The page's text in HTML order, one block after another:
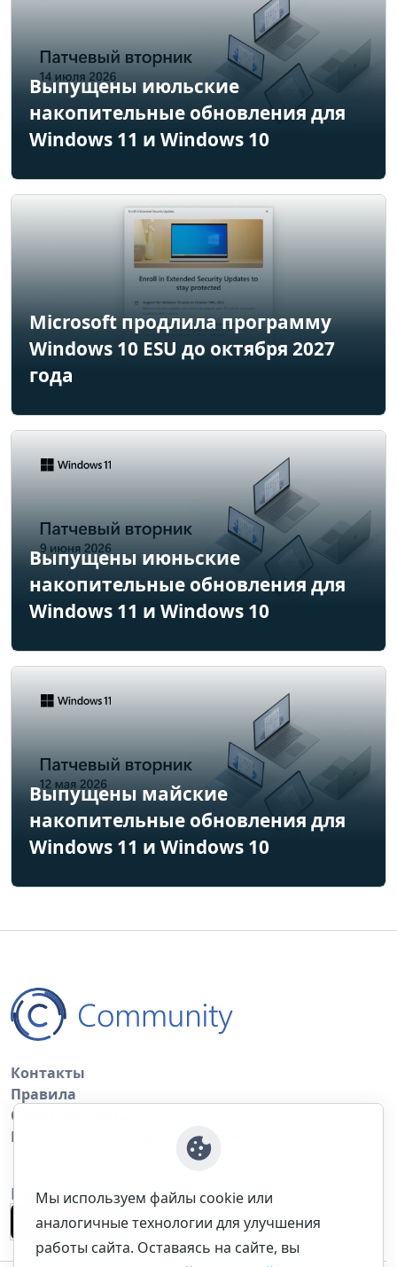
Выпущены июльские
накопительные обновления для
Windows 11 и Windows 10
Microsoft продлила программу
Windows 10 ESU до октября 2027
года
Выпущены июньские
накопительные обновления для
Windows 11 и Windows 10
Выпущены майские
накопительные обновления для
Windows 11 и Windows 10
Контакты
Правила
Обратная связь
Правила копирования материалов
Приложение
Мы используем файлы cookie или
аналогичные технологии для улучшения
работы сайта. Оставаясь на сайте, вы